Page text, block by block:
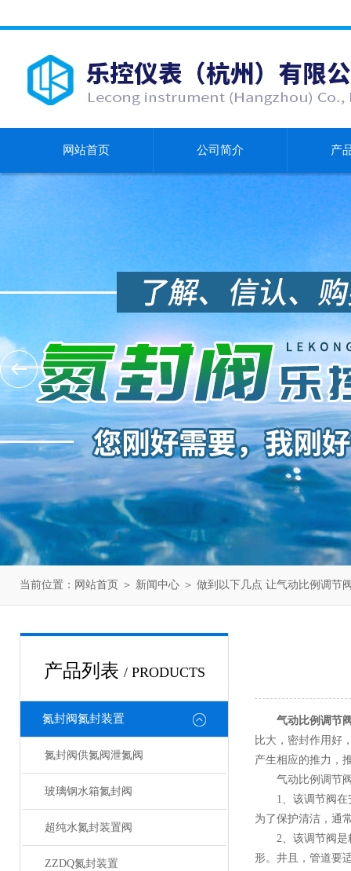
网站首页 公司简介 产
当前位置： 网站首页 ＞ 新闻中心 ＞ 做到以下几点 让气动比例调节
产品列表 / PRODUCTS
氮封阀氮封装置
氮封阀供氮阀泄氮阀
玻璃钢水箱氮封阀
超纯水氮封装置阀
ZZDQ氮封装置
气动比例调节
比大，密封作用好
产生相应的推力，
气动比例调节阀
1、该调节阀在安
为了保护清洁，通
2、该调节阀是精
形。井且，管道要